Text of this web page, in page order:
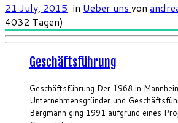
21 July, 2015 in Ueber uns von
4032 Tagen)
Geschäftsführung
Geschäftsführung Der 1968 in
Unternehmensgründer und
Bergmann ging 1991 aufgrund eines